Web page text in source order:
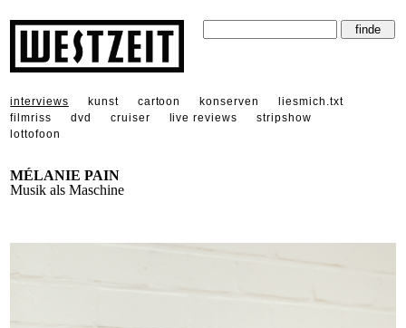
interviews kunst cartoon konserven
liesmich.txt
filmriss
dvd cruiser live reviews
stripshow
lottofoon
MÉLANIE PAIN
Musik als Maschine